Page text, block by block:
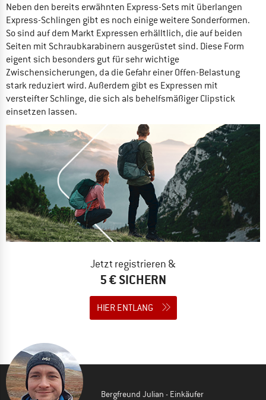
Neben den bereits erwähnten Express-Sets mit überlangen
Express-Schlingen gibt es noch einige weitere Sonderformen.
So sind auf dem Markt Expressen erhälltlich, die auf beiden
Seiten mit Schraubkarabinern ausgerüstet sind. Diese Form
eigent sich besonders gut für sehr wichtige
Zwischensicherungen, da die Gefahr einer Offen-Belastung
stark reduziert wird. Außerdem gibt es Expressen mit
versteifter Schlinge, die sich als behelfsmäßiger Clipstick
einsetzen lassen.
Jetzt registrieren &
5 € SICHERN
HIER ENTLANG
Bergfreund Julian - Einkäufer